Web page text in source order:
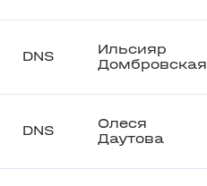
DNS
Ильсияр
Домбровская
DNS
Олеся
Даутова